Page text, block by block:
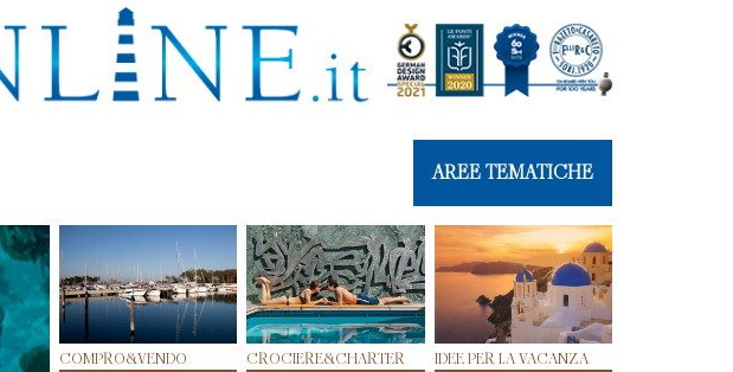
AREE TEMATICHE
COMPRO&VENDO CROCIERE&CHARTER IDEE PER LA VACANZA